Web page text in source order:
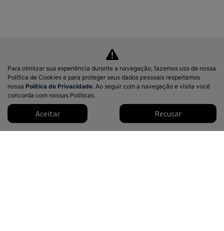
Para otimizar sua experiência durante a navegação, fazemos uso de nossa
Política de Cookies e para proteger seus dados pessoais respeitamos
nossa Política de Privacidade. Ao seguir com a navegação e visita você
concorda com nossas Políticas.
Aceitar Recusar